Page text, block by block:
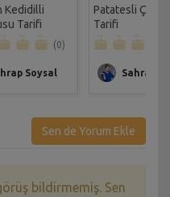
Kedidilli
Tarifi
(0)
Soysal
Patatesli Çıtır
Tarifi
Sahrap
Sen de Yorum Ekle
bildirmemiş. Sen